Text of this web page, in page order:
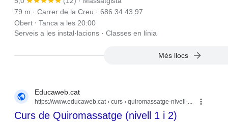
79 m · Carrer de la Creu · 686 34 43 97
Obert ⋅ Tanca a les 20:00
Serveis a les instal·lacions · Classes en línia
Més llocs
Curs de Quiromassatge (nivell 1 i 2)
Educaweb.cat
https://www.educaweb.cat› curs › quiromassatge-nivell-...